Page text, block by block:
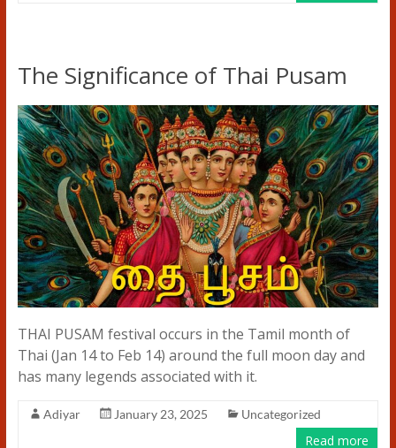
The Significance of Thai Pusam
THAI PUSAM festival occurs in the Tamil month of
Thai (Jan 14 to Feb 14) around the full moon day and
has many legends associated with it.
Adiyar January 23, 2025 Uncategorized
Read more